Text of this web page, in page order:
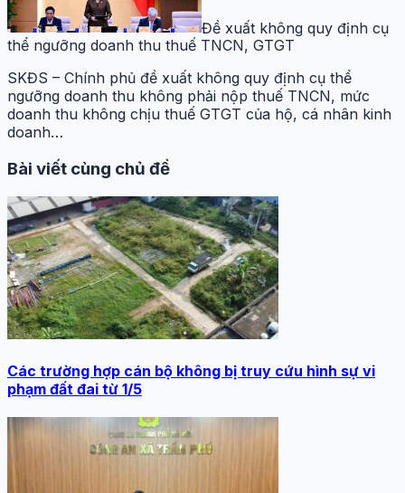
Đề xuất không quy định cụ
thể ngưỡng doanh thu thuế TNCN, GTGT
SKĐS – Chính phủ đề xuất không quy định cụ thể
ngưỡng doanh thu không phải nộp thuế TNCN, mức
doanh thu không chịu thuế GTGT của hộ, cá nhân kinh
doanh…
Bài viết cùng chủ đề
Các trường hợp cán bộ không bị truy cứu hình sự vi
phạm đất đai từ 1/5